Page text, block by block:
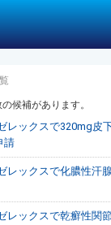
候補があります。
ックスで320mg皮
請
ックスで化膿性汗
ックスで乾癬性関